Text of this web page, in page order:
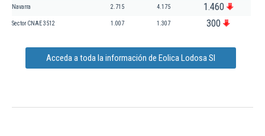
Navarra 2.715 4.175 1.460
Sector CNAE 3512 1.007 1.307 300
Acceda a toda la información de Eolica Lodosa Sl